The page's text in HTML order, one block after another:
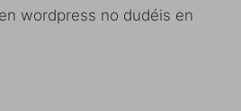
wordpress no dudéis en